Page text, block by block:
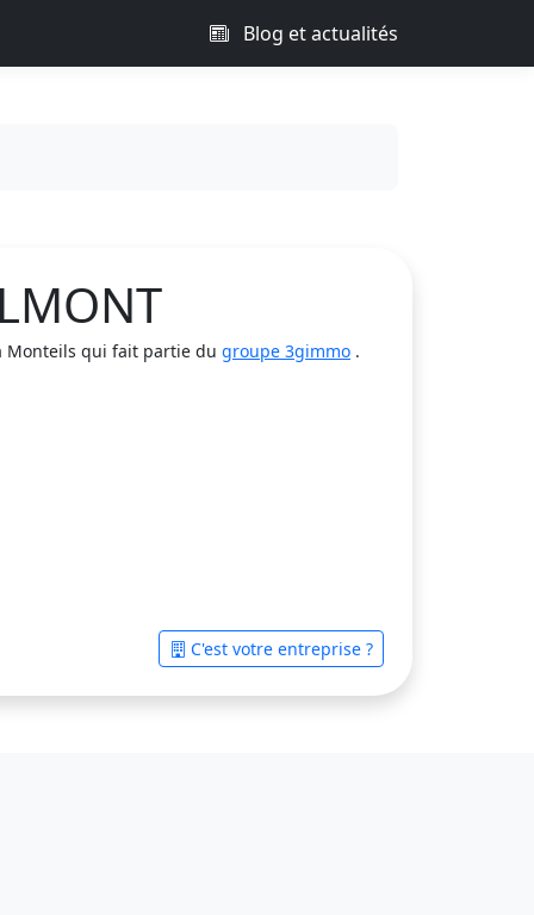
Blog et actualités
Monteils qui fait partie du groupe 3gimmo .
C'est votre entreprise ?